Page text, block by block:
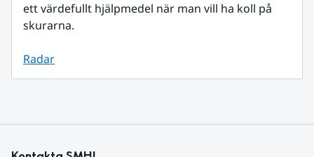
ett värdefullt hjälpmedel när man vill ha koll på
skurarna.
Radar